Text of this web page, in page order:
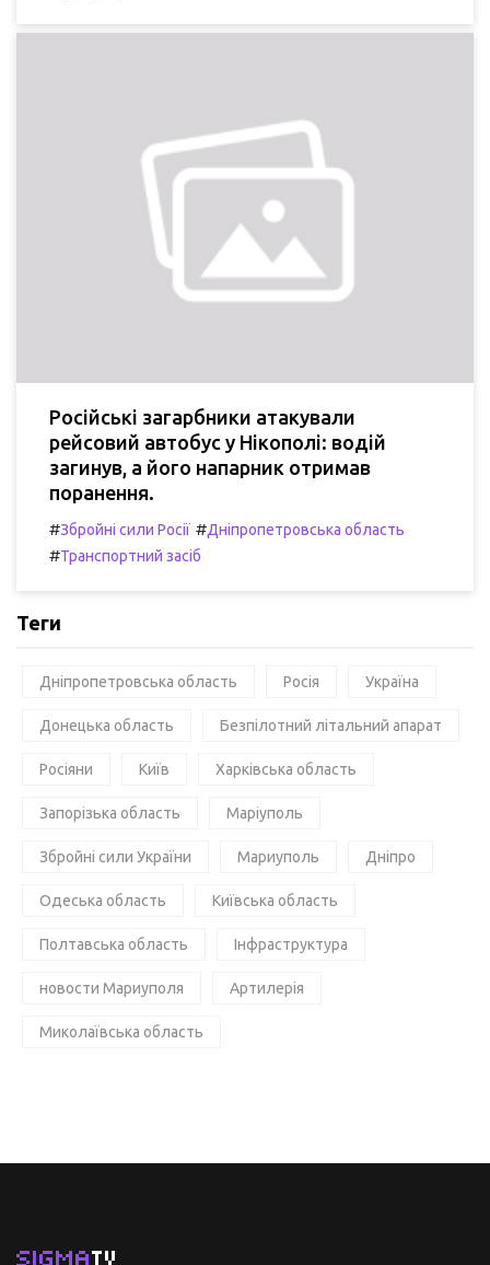
Російські загарбники атакували
рейсовий автобус у Нікополі: водій
загинув, а його напарник отримав
поранення.
#Збройні сили Росії #Дніпропетровська область
#Транспортний засіб
Теги
Дніпропетровська область Росія Україна
Донецька область Безпілотний літальний апарат
Росіяни Київ Харківська область
Запорізька область Маріуполь
Збройні сили України Мариуполь Дніпро
Одеська область Київська область
Полтавська область Інфраструктура
новости Мариуполя Артилерія
Миколаївська область
SIGMATV